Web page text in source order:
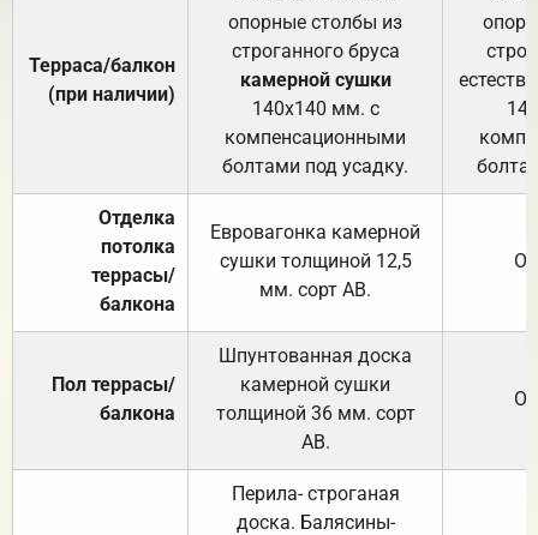
Терраса/балкон
(при наличии)
опорные столбы из
строганного бруса
камерной сушки
140х140 мм. с
компенсационными
болтами под усадку.
Отделка
потолка
террасы/
балкона
Евровагонка камерной
сушки толщиной 12,5
мм. сорт АВ.
Пол террасы/
балкона
Шпунтованная доска
камерной сушки
толщиной 36 мм. сорт
АВ.
Перила- строганая
доска. Балясины-